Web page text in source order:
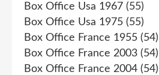
Box Office Usa 1967 (55)
Box Office Usa 1975 (55)
Box Office France 1955 (54)
Box Office France 2003 (54)
Box Office France 2004 (54)